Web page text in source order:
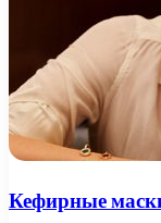
Кефирные